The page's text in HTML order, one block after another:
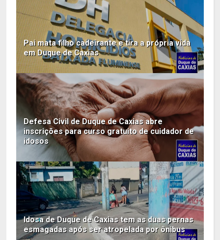
Pai mata filho cadeirante e tira a própria vida
em Duque de Caxias
Defesa Civil de Duque de Caxias abre
inscrições para curso gratuito de cuidador de
idosos
Idosa de Duque de Caxias tem as duas pernas
esmagadas após ser atropelada por ônibus